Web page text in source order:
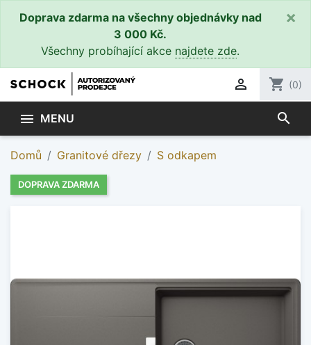
Doprava zdarma na všechny objednávky nad
3 000 Kč.
Všechny probíhající akce najdete zde.
×
 shopping_cart (0)
 MENU search
Domů Granitové dřezy S odkapem
DOPRAVA ZDARMA